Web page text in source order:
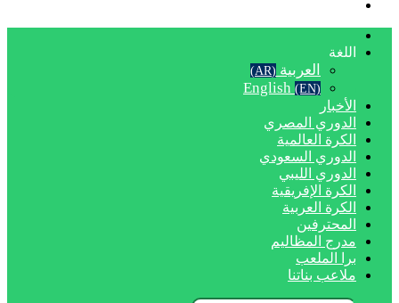
اللغة
العربية (AR)
English (EN)
الأخبار
الدوري المصري
الكرة العالمية
الدوري السعودي
الدوري الليبي
الكرة الإفريقية
الكرة العربية
المحترفين
مدرج المظاليم
برا الملعب
ملاعب بناتنا